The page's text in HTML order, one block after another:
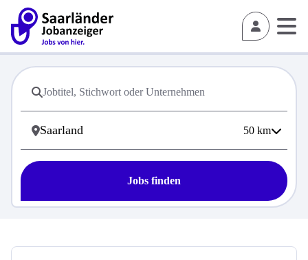
50 km
Jobs finden